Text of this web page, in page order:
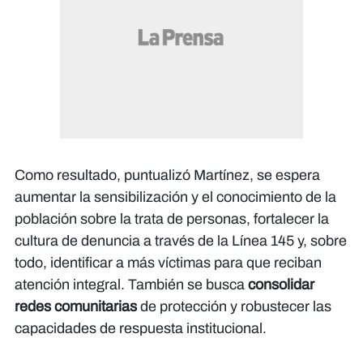
Como resultado, puntualizó Martínez, se espera
aumentar la sensibilización y el conocimiento de la
población sobre la trata de personas, fortalecer la
cultura de denuncia a través de la Línea 145 y, sobre
todo, identificar a más víctimas para que reciban
atención integral. También se busca consolidar
redes comunitariasde protección y robustecer las
capacidades de respuesta institucional.